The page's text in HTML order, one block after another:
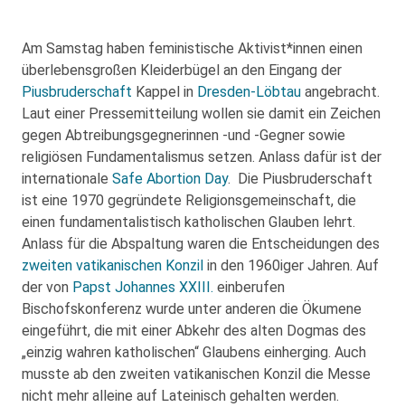
Am Samstag haben feministische Aktivist*innen einen
überlebensgroßen Kleiderbügel an den Eingang der
Piusbruderschaft Kappel in Dresden-Löbtau angebracht.
Laut einer Pressemitteilung wollen sie damit ein Zeichen
gegen Abtreibungsgegnerinnen -und -Gegner sowie
religiösen Fundamentalismus setzen. Anlass dafür ist der
internationale Safe Abortion Day. Die Piusbruderschaft
ist eine 1970 gegründete Religionsgemeinschaft, die
einen fundamentalistisch katholischen Glauben lehrt.
Anlass für die Abspaltung waren die Entscheidungen des
zweiten vatikanischen Konzil in den 1960iger Jahren. Auf
der von Papst Johannes XXIII. einberufen
Bischofskonferenz wurde unter anderen die Ökumene
eingeführt, die mit einer Abkehr des alten Dogmas des
„einzig wahren katholischen“ Glaubens einherging. Auch
musste ab den zweiten vatikanischen Konzil die Messe
nicht mehr alleine auf Lateinisch gehalten werden.